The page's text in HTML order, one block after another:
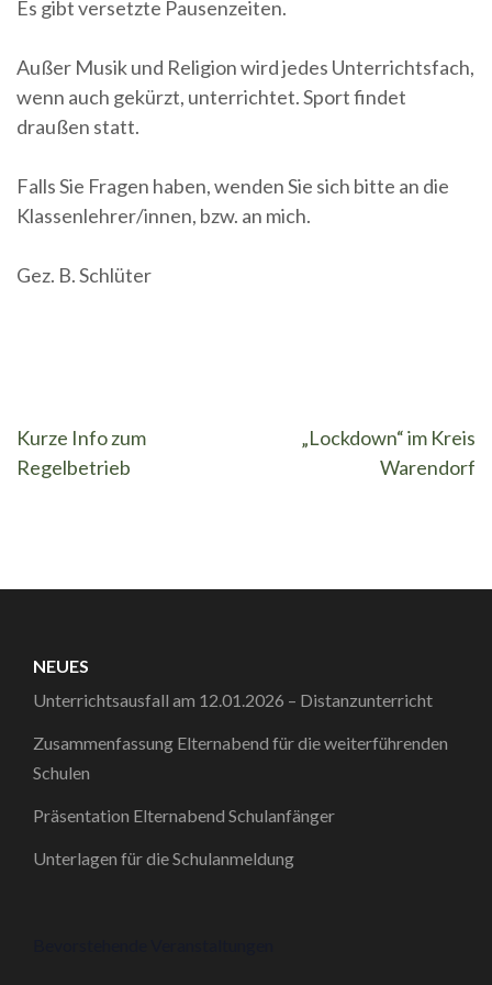
Es gibt versetzte Pausenzeiten.
Außer Musik und Religion wird jedes Unterrichtsfach,
wenn auch gekürzt, unterrichtet. Sport findet
draußen statt.
Falls Sie Fragen haben, wenden Sie sich bitte an die
Klassenlehrer/innen, bzw. an mich.
Gez. B. Schlüter
Beitragsnavigation
Kurze Info zum
Regelbetrieb
„Lockdown“ im Kreis
Warendorf
NEUES
Unterrichtsausfall am 12.01.2026 – Distanzunterricht
Zusammenfassung Elternabend für die weiterführenden
Schulen
Präsentation Elternabend Schulanfänger
Unterlagen für die Schulanmeldung